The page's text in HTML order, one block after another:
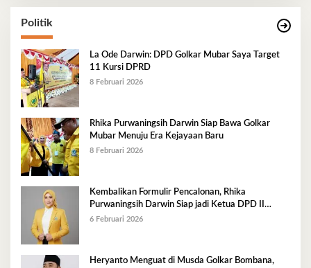
Politik
La Ode Darwin: DPD Golkar Mubar Saya Target
11 Kursi DPRD
8 Februari 2026
Rhika Purwaningsih Darwin Siap Bawa Golkar
Mubar Menuju Era Kejayaan Baru
8 Februari 2026
Kembalikan Formulir Pencalonan, Rhika
Purwaningsih Darwin Siap jadi Ketua DPD II
Golkar Mubar
6 Februari 2026
Heryanto Menguat di Musda Golkar Bombana,